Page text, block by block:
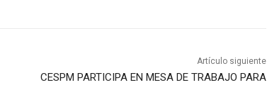
Artículo siguiente
CESPM PARTICIPA EN MESA DE TRABAJO PARA